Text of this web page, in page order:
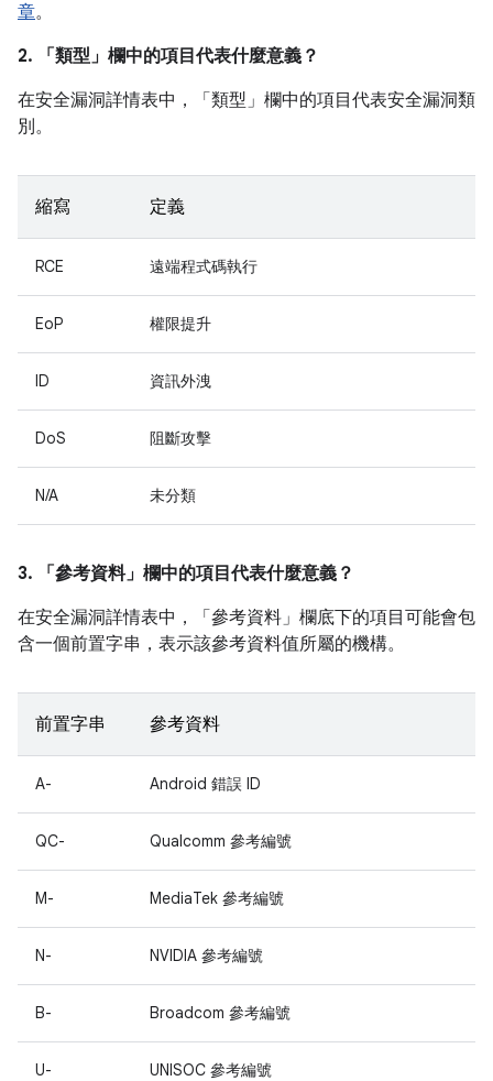
章。
2. 「類型」 欄中的項目代表什麼意義？
在安全漏洞詳情表中，「類型」 欄中的項目代表安全漏洞類
別。
縮寫 定義
RCE 遠端程式碼執行
EoP 權限提升
ID 資訊外洩
DoS 阻斷攻擊
N/A 未分類
3. 「參考資料」 欄中的項目代表什麼意義？
在安全漏洞詳情表中，「參考資料」 欄底下的項目可能會包
含一個前置字串，表示該參考資料值所屬的機構。
前置字串 參考資料
A- Android 錯誤 ID
QC- Qualcomm 參考編號
M- MediaTek 參考編號
N- NVIDIA 參考編號
B- Broadcom 參考編號
U- UNISOC 參考編號